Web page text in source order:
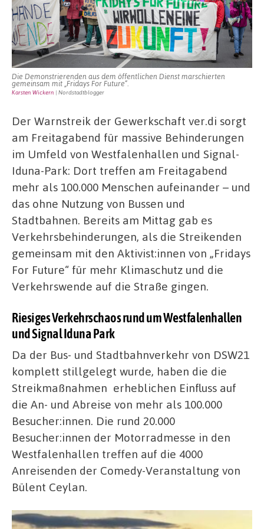
Future“
Die Demonstrierenden aus dem öffentlichen Dienst marschierten
gemeinsam mit „Fridays For Future“.
Karsten Wickern | Nordstadtblogger
Der Warnstreik der Gewerkschaft ver.di sorgt
am Freitagabend für massive Behinderungen
im Umfeld von Westfalenhallen und Signal-
Iduna-Park: Dort treffen am Freitagabend
mehr als 100.000 Menschen aufeinander – und
das ohne Nutzung von Bussen und
Stadtbahnen. Bereits am Mittag gab es
Verkehrsbehinderungen, als die Streikenden
gemeinsam mit den Aktivist:innen von „Fridays
For Future“ für mehr Klimaschutz und die
Verkehrswende auf die Straße gingen.
Riesiges Verkehrschaos rund um Westfalenhallen
und Signal Iduna Park
Da der Bus- und Stadtbahnverkehr von DSW21
komplett stillgelegt wurde, haben die die
Streikmaßnahmen erheblichen Einfluss auf
die An- und Abreise von mehr als 100.000
Besucher:innen. Die rund 20.000
Besucher:innen der Motorradmesse in den
Westfalenhallen treffen auf die 4000
Anreisenden der Comedy-Veranstaltung von
Bülent Ceylan.